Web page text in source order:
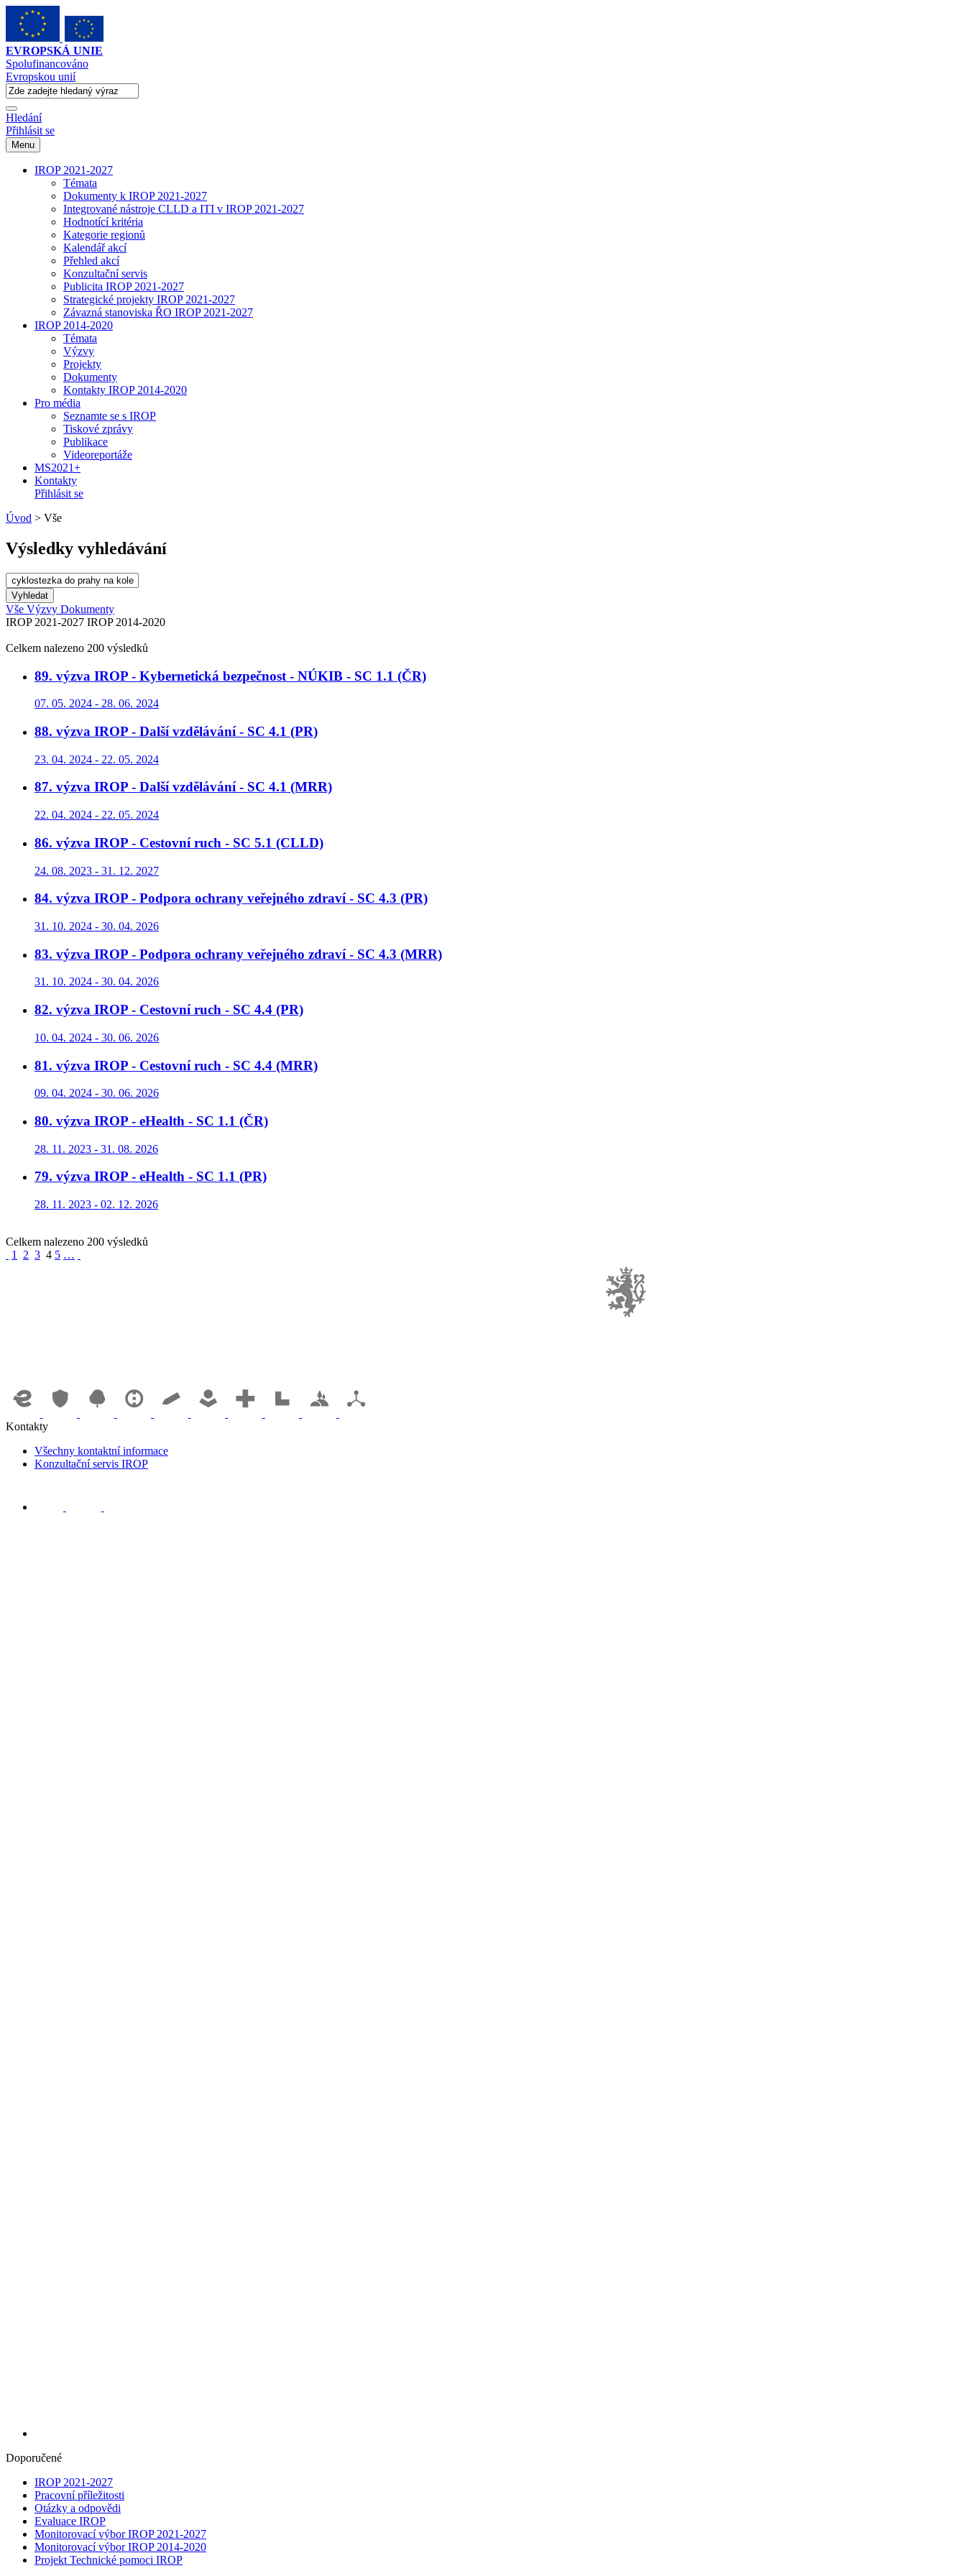
EVROPSKÁ UNIE
Spolufinancováno
Evropskou unií
Hledání
Přihlásit se
Menu
IROP 2021-2027
Témata
Dokumenty k IROP 2021-2027
Integrované nástroje CLLD a ITI v IROP 2021-2027
Hodnotící kritéria
Kategorie regionů
Kalendář akcí
Přehled akcí
Konzultační servis
Publicita IROP 2021-2027
Strategické projekty IROP 2021-2027
Závazná stanoviska ŘO IROP 2021-2027
IROP 2014-2020
Témata
Výzvy
Projekty
Dokumenty
Kontakty IROP 2014-2020
Pro média
Seznamte se s IROP
Tiskové zprávy
Publikace
Videoreportáže
MS2021+
Kontakty
Přihlásit se
Úvod > Vše
Výsledky vyhledávání
Vše Výzvy Dokumenty
IROP 2021-2027 IROP 2014-2020
Celkem nalezeno 200 výsledků
89. výzva IROP - Kybernetická bezpečnost - NÚKIB - SC 1.1 (ČR)
07. 05. 2024 - 28. 06. 2024
88. výzva IROP - Další vzdělávání - SC 4.1 (PR)
23. 04. 2024 - 22. 05. 2024
87. výzva IROP - Další vzdělávání - SC 4.1 (MRR)
22. 04. 2024 - 22. 05. 2024
86. výzva IROP - Cestovní ruch - SC 5.1 (CLLD)
24. 08. 2023 - 31. 12. 2027
84. výzva IROP - Podpora ochrany veřejného zdraví - SC 4.3 (PR)
31. 10. 2024 - 30. 04. 2026
83. výzva IROP - Podpora ochrany veřejného zdraví - SC 4.3 (MRR)
31. 10. 2024 - 30. 04. 2026
82. výzva IROP - Cestovní ruch - SC 4.4 (PR)
10. 04. 2024 - 30. 06. 2026
81. výzva IROP - Cestovní ruch - SC 4.4 (MRR)
09. 04. 2024 - 30. 06. 2026
80. výzva IROP - eHealth - SC 1.1 (ČR)
28. 11. 2023 - 31. 08. 2026
79. výzva IROP - eHealth - SC 1.1 (PR)
28. 11. 2023 - 02. 12. 2026
Celkem nalezeno 200 výsledků
1
2 3 4 5 …
Kontakty
Všechny kontaktní informace
Konzultační servis IROP
Doporučené
IROP 2021-2027
Pracovní příležitosti
Otázky a odpovědi
Evaluace IROP
Monitorovací výbor IROP 2021-2027
Monitorovací výbor IROP 2014-2020
Projekt Technické pomoci IROP